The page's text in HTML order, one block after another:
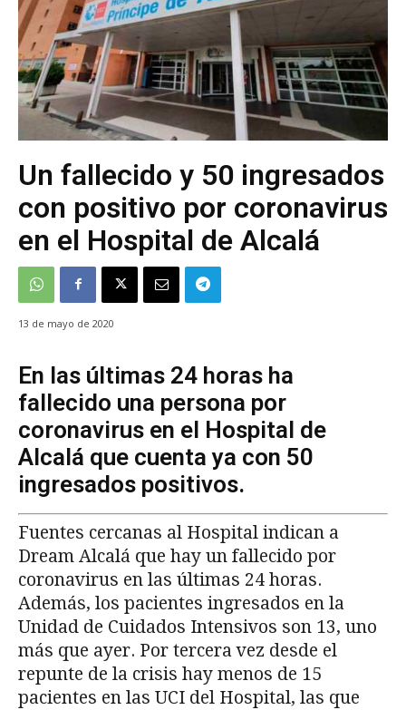
Un fallecido y 50 ingresados
con positivo por coronavirus
en el Hospital de Alcalá
13 de mayo de 2020
En las últimas 24 horas ha
fallecido una persona por
coronavirus en el Hospital de
Alcalá que cuenta ya con 50
ingresados positivos.
Fuentes cercanas al Hospital indican a
Dream Alcalá que hay un fallecido por
coronavirus en las últimas 24 horas.
Además, los pacientes ingresados en la
Unidad de Cuidados Intensivos son 13, uno
más que ayer. Por tercera vez desde el
repunte de la crisis hay menos de 15
pacientes en las UCI del Hospital, las que